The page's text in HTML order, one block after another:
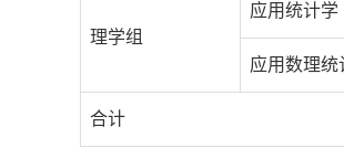
理学组
应用统计学
应用数理统
合计